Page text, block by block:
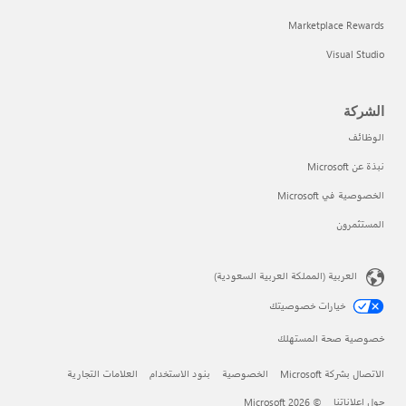
Marketplace Rewards
Visual Studio
الشركة
الوظائف
نبذة عن Microsoft
الخصوصية في Microsoft
المستثمرون
العربية (المملكة العربية السعودية)
خيارات خصوصيتك
خصوصية صحة المستهلك
الاتصال بشركة Microsoft الخصوصية بنود الاستخدام العلامات التجارية
حول إعلاناتنا © Microsoft 2026